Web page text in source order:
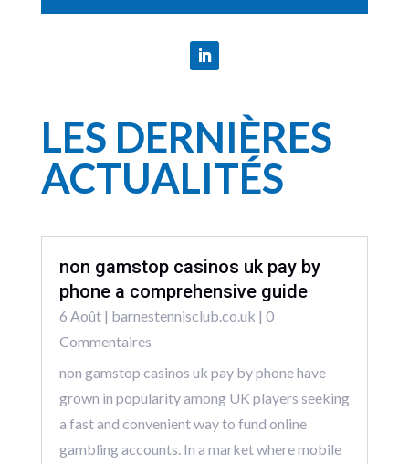
LES DERNIÈRES
ACTUALITÉS
non gamstop casinos uk pay by
phone a comprehensive guide
6 Août| barnestennisclub.co.uk | 0
Commentaires
non gamstop casinos uk pay by phone have
grown in popularity among UK players seeking
a fast and convenient way to fund online
gambling accounts. In a market where mobile